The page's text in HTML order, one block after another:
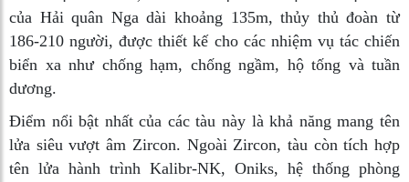
của Hải quân Nga dài khoảng 135m, thủy thủ đoàn từ
186-210 người, được thiết kế cho các nhiệm vụ tác chiến
biển xa như chống hạm, chống ngầm, hộ tống và tuần
dương.
Điểm nổi bật nhất của các tàu này là khả năng mang tên
lửa siêu vượt âm Zircon. Ngoài Zircon, tàu còn tích hợp
tên lửa hành trình Kalibr-NK, Oniks, hệ thống phòng